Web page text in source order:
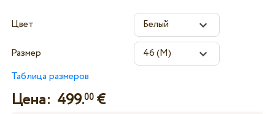
Цвет
Размер
Таблица размеров
Цена: 499.00€